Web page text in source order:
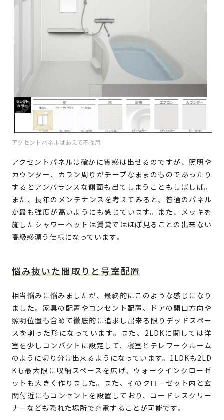
アクセントパネルはあえて不採用
アクセントパネルは確かに質感は出せるのですが、照明や
カウンター、カラン周りがチープなままのものであったり
するとアンバランスな側面も出てしまうこともしばしば。
また、長年のメンテナンスを考えてみると、普通のパネル
が最も強度が高いようにも感じています。また、メッキを
施したシャワーヘッドは賃貸ではほぼ見ることの出来ない
高級感漂う仕様になっています。
悩み抜いた間取りと号室配置
相当悩みに悩みましたが、最終的にこのような感じになり
ました。家具の配置やコンセント配置、ドアの開口方向や
照明位置も含めて徹底的に追求し出来る限りデッドスペー
スを削った形になっています。また、2LDKに関しては洋
室を少しコンパクトに設定して、寝室とテレワークルーム
のように切り分け出来るようになっています。1LDKも2LD
Kも最大限に収納スペースを広げ、ウォークインクローゼ
ットも大きく作りました。また、そのクローゼット内と玄
関付近にもコンセントを設置しており、コードレスクリー
ナーなども隠れた場所で充電することが可能です。